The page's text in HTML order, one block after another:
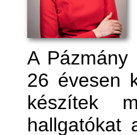
A Pázmány
26 évesen
készítek
hallgatókat